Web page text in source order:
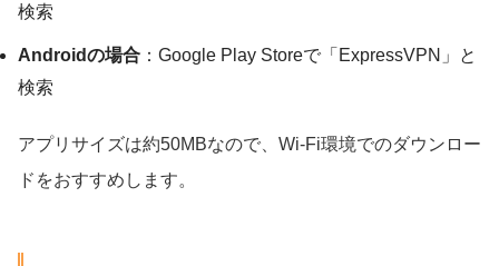
検索
Androidの場合 ：Google Play Storeで「ExpressVPN」と
検索
アプリサイズは約50MBなので、Wi-Fi環境でのダウンロー
ドをおすすめします。